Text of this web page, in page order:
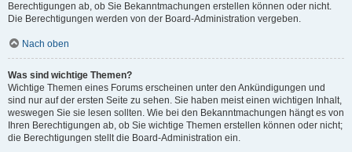
Berechtigungen ab, ob Sie Bekanntmachungen erstellen können oder nicht.
Die Berechtigungen werden von der Board-Administration vergeben.
Nach oben
Was sind wichtige Themen?
Wichtige Themen eines Forums erscheinen unter den Ankündigungen und
sind nur auf der ersten Seite zu sehen. Sie haben meist einen wichtigen Inhalt,
weswegen Sie sie lesen sollten. Wie bei den Bekanntmachungen hängt es von
Ihren Berechtigungen ab, ob Sie wichtige Themen erstellen können oder nicht;
die Berechtigungen stellt die Board-Administration ein.